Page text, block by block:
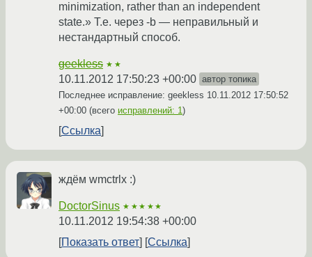
minimization, rather than an independent
state.» Т.е. через -b — неправильный и
нестандартный способ.
geekless ★★
10.11.2012 17:50:23 +00:00 автор топика
Последнее исправление: geekless 10.11.2012 17:50:52
+00:00 (всего исправлений: 1)
Ссылка
ждём wmctrlx :)
DoctorSinus ★★★★★
10.11.2012 19:54:38 +00:00
Показать ответ
Ссылка